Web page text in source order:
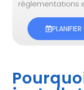
réglementations